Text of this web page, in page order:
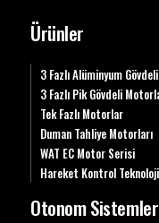
Ürünler
3 Fazlı Alüminyum
3 Fazlı Pik Gövdeli
Tek Fazlı Motorlar
Duman Tahliye Motorları
WAT EC Motor Serisi
Hareket Kontrol
Otonom Sistemler